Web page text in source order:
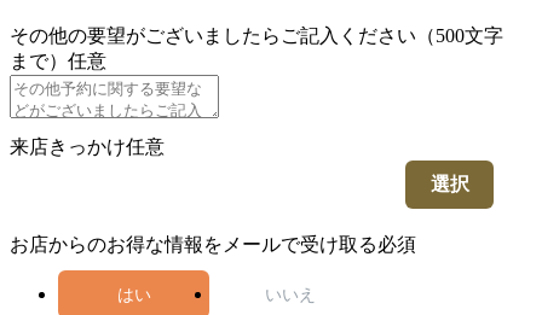
その他の要望がございましたらご記入ください（500文字
まで） 任意
来店きっかけ任意
選択
お店からのお得な情報をメールで受け取る必須
はい いいえ